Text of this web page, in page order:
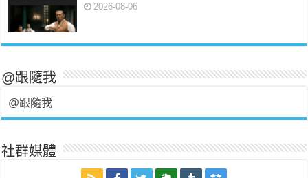
2026-08-06
@跟隨我
@跟隨我
社群媒體